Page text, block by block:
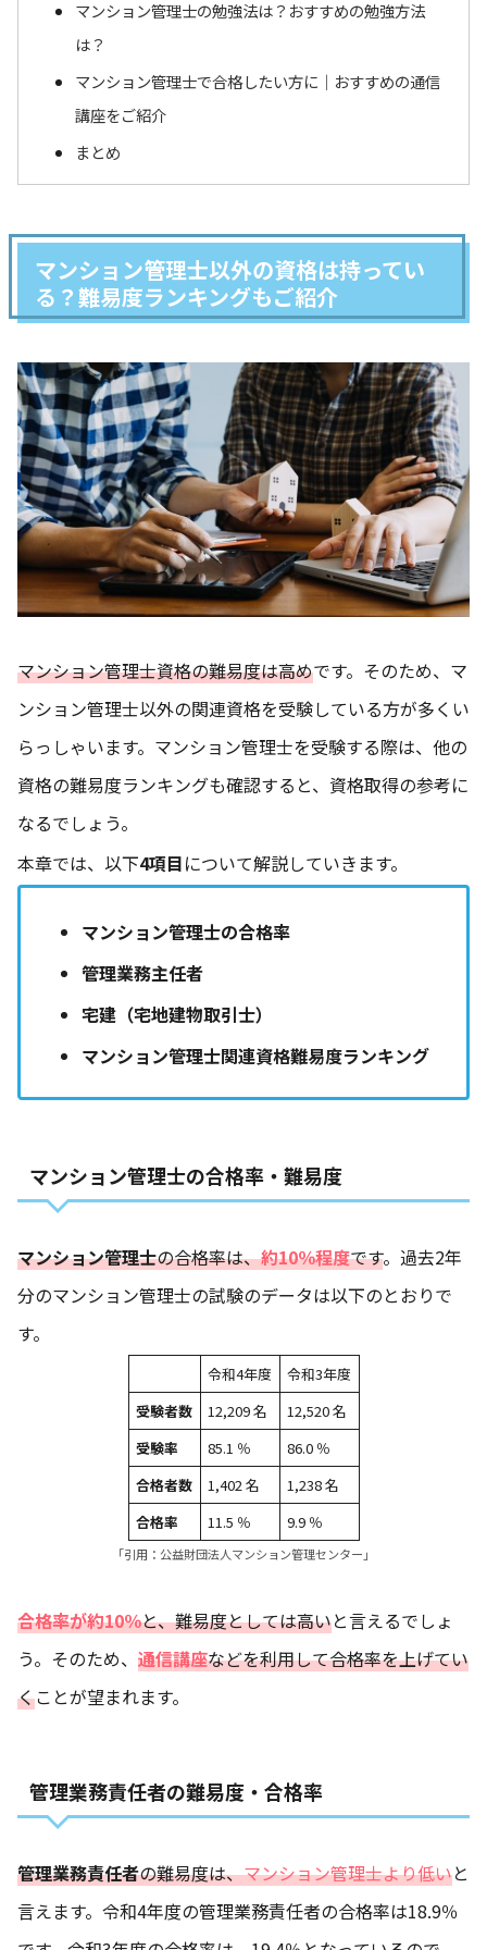
マンション管理士の勉強法は？おすすめの勉強方法
は？
マンション管理士で合格したい方に｜おすすめの通信
講座をご紹介
まとめ
マンション管理士以外の資格は持ってい
る？難易度ランキングもご紹介
マンション管理士資格の難易度は高めです。そのため、マ
ンション管理士以外の関連資格を受験している方が多くい
らっしゃいます。マンション管理士を受験する際は、他の
資格の難易度ランキングも確認すると、資格取得の参考に
なるでしょう。
本章では、以下4項目について解説していきます。
マンション管理士の合格率
管理業務主任者
宅建（宅地建物取引士）
マンション管理士関連資格難易度ランキング
マンション管理士の合格率・難易度
マンション管理士の合格率は、約10％程度です。過去2年
分のマンション管理士の試験のデータは以下のとおりで
す。
令和4年度
令和3年度
受験者数
12,209 名
12,520 名
受験率
85.1 ％
86.0 ％
合格者数
1,402 名
1,238 名
合格率
11.5 ％ 9.9 ％
「引用： 公益財団法人マンション管理センター 」
合格率が約10％と、難易度としては高いと言えるでしょ
う。そのため、 通信講座などを利用して合格率を上げてい
くことが望まれます。
管理業務責任者の難易度・合格率
管理業務責任者の難易度は、マンション管理士より低いと
言えます。令和4年度の管理業務責任者の合格率は18.9％